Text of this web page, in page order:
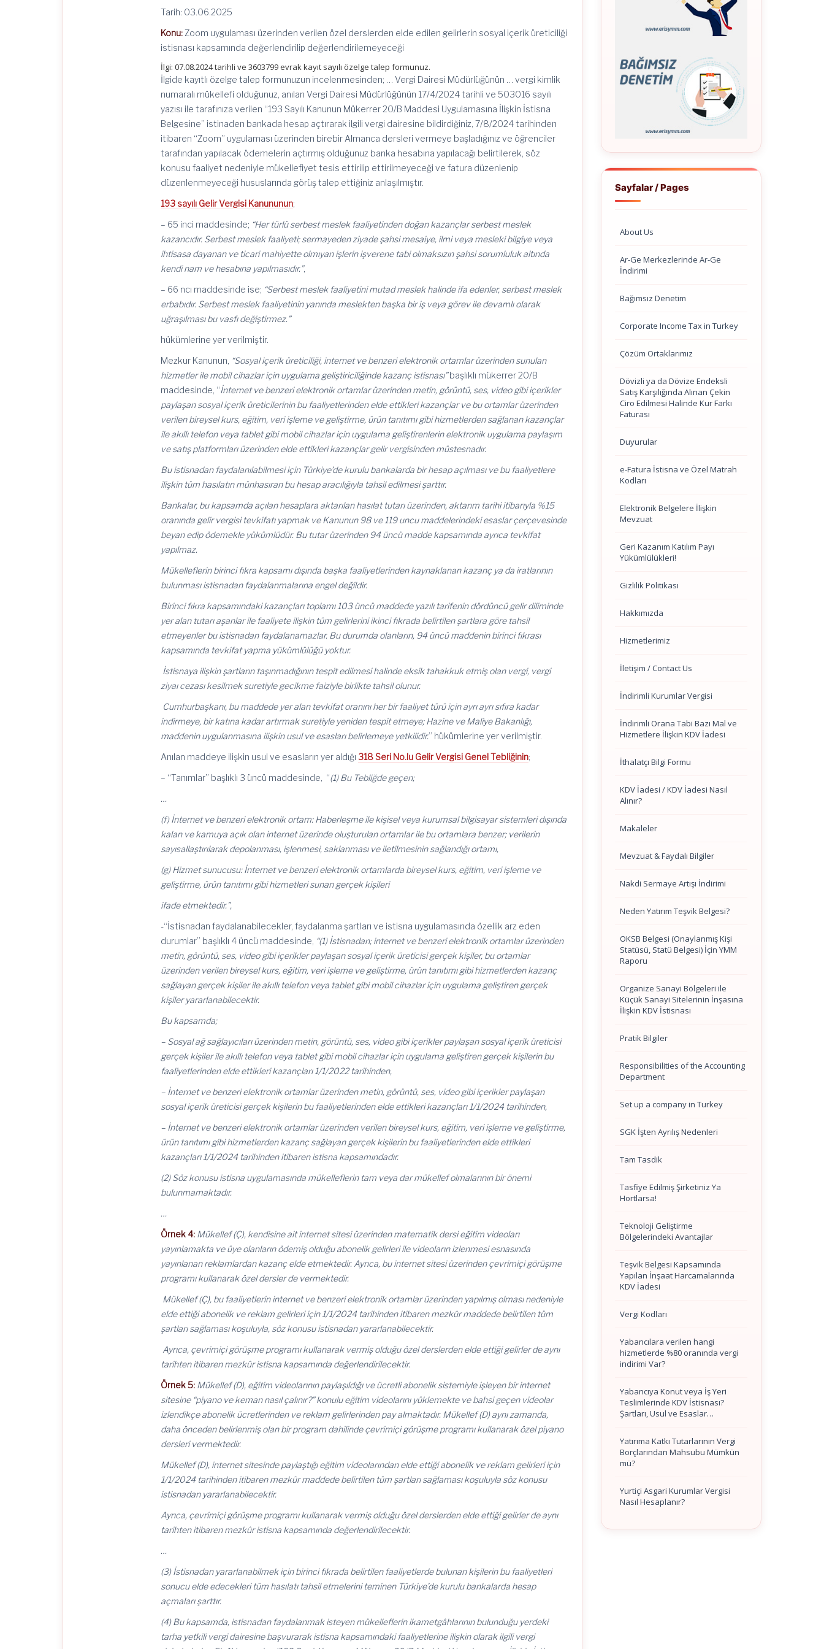
Tarih: 03.06.2025
Konu:Zoom uygulaması üzerinden verilen özel derslerden elde edilen gelirlerin sosyal içerik üreticiliği
istisnası kapsamında değerlendirilip değerlendirilemeyeceği
İlgi: 07.08.2024 tarihli ve 3603799 evrak kayıt sayılı özelge talep formunuz.
İlgide kayıtlı özelge talep formunuzun incelenmesinden; … Vergi Dairesi Müdürlüğünün … vergi kimlik
numaralı mükellefi olduğunuz, anılan Vergi Dairesi Müdürlüğünün 17/4/2024 tarihli ve 503016 sayılı
yazısı ile tarafınıza verilen “193 Sayılı Kanunun Mükerrer 20/B Maddesi Uygulamasına İlişkin İstisna
Belgesine” istinaden bankada hesap açtırarak ilgili vergi dairesine bildirdiğiniz, 7/8/2024 tarihinden
itibaren “Zoom” uygulaması üzerinden birebir Almanca dersleri vermeye başladığınız ve öğrenciler
tarafından yapılacak ödemelerin açtırmış olduğunuz banka hesabına yapılacağı belirtilerek, söz
konusu faaliyet nedeniyle mükellefiyet tesis ettirilip ettirilmeyeceği ve fatura düzenlenip
düzenlenmeyeceği hususlarında görüş talep ettiğiniz anlaşılmıştır.
193 sayılı Gelir Vergisi Kanununun;
– 65 inci maddesinde; “Her türlü serbest meslek faaliyetinden doğan kazançlar serbest meslek
kazancıdır. Serbest meslek faaliyeti; sermayeden ziyade şahsi mesaiye, ilmi veya mesleki bilgiye veya
ihtisasa dayanan ve ticari mahiyette olmıyan işlerin işverene tabi olmaksızın şahsi sorumluluk altında
kendi nam ve hesabına yapılmasıdır.”,
– 66 ncı maddesinde ise; “Serbest meslek faaliyetini mutad meslek halinde ifa edenler, serbest meslek
erbabıdır. Serbest meslek faaliyetinin yanında meslekten başka bir iş veya görev ile devamlı olarak
uğraşılması bu vasfı değiştirmez.”
hükümlerine yer verilmiştir.
Mezkur Kanunun, “Sosyal içerik üreticiliği, internet ve benzeri elektronik ortamlar üzerinden sunulan
hizmetler ile mobil cihazlar için uygulama geliştiriciliğinde kazanç istisnası”başlıklı mükerrer 20/B
maddesinde, “İnternet ve benzeri elektronik ortamlar üzerinden metin, görüntü, ses, video gibi içerikler
paylaşan sosyal içerik üreticilerinin bu faaliyetlerinden elde ettikleri kazançlar ve bu ortamlar üzerinden
verilen bireysel kurs, eğitim, veri işleme ve geliştirme, ürün tanıtımı gibi hizmetlerden sağlanan kazançlar
ile akıllı telefon veya tablet gibi mobil cihazlar için uygulama geliştirenlerin elektronik uygulama paylaşım
ve satış platformları üzerinden elde ettikleri kazançlar gelir vergisinden müstesnadır.
Bu istisnadan faydalanılabilmesi için Türkiye’de kurulu bankalarda bir hesap açılması ve bu faaliyetlere
ilişkin tüm hasılatın münhasıran bu hesap aracılığıyla tahsil edilmesi şarttır.
Bankalar, bu kapsamda açılan hesaplara aktarılan hasılat tutarı üzerinden, aktarım tarihi itibarıyla %15
oranında gelir vergisi tevkifatı yapmak ve Kanunun 98 ve 119 uncu maddelerindeki esaslar çerçevesinde
beyan edip ödemekle yükümlüdür. Bu tutar üzerinden 94 üncü madde kapsamında ayrıca tevkifat
yapılmaz.
Mükelleflerin birinci fıkra kapsamı dışında başka faaliyetlerinden kaynaklanan kazanç ya da iratlarının
bulunması istisnadan faydalanmalarına engel değildir.
Birinci fıkra kapsamındaki kazançları toplamı 103 üncü maddede yazılı tarifenin dördüncü gelir diliminde
yer alan tutarı aşanlar ile faaliyete ilişkin tüm gelirlerini ikinci fıkrada belirtilen şartlara göre tahsil
etmeyenler bu istisnadan faydalanamazlar. Bu durumda olanların, 94 üncü maddenin birinci fıkrası
kapsamında tevkifat yapma yükümlülüğü yoktur.
İstisnaya ilişkin şartların taşınmadığının tespit edilmesi halinde eksik tahakkuk etmiş olan vergi, vergi
ziyaı cezası kesilmek suretiyle gecikme faiziyle birlikte tahsil olunur.
Cumhurbaşkanı, bu maddede yer alan tevkifat oranını her bir faaliyet türü için ayrı ayrı sıfıra kadar
indirmeye, bir katına kadar artırmak suretiyle yeniden tespit etmeye; Hazine ve Maliye Bakanlığı,
maddenin uygulanmasına ilişkin usul ve esasları belirlemeye yetkilidir.” hükümlerine yer verilmiştir.
Anılan maddeye ilişkin usul ve esasların yer aldığı318 Seri No.lu Gelir Vergisi Genel Tebliğinin;
– “Tanımlar” başlıklı 3 üncü maddesinde, “(1) Bu Tebliğde geçen;
…
(f) İnternet ve benzeri elektronik ortam: Haberleşme ile kişisel veya kurumsal bilgisayar sistemleri dışında
kalan ve kamuya açık olan internet üzerinde oluşturulan ortamlar ile bu ortamlara benzer; verilerin
sayısallaştırılarak depolanması, işlenmesi, saklanması ve iletilmesinin sağlandığı ortamı,
(g) Hizmet sunucusu: İnternet ve benzeri elektronik ortamlarda bireysel kurs, eğitim, veri işleme ve
geliştirme, ürün tanıtımı gibi hizmetleri sunan gerçek kişileri
ifade etmektedir.”,
-“İstisnadan faydalanabilecekler, faydalanma şartları ve istisna uygulamasında özellik arz eden
durumlar” başlıklı 4 üncü maddesinde, “(1) İstisnadan; internet ve benzeri elektronik ortamlar üzerinden
metin, görüntü, ses, video gibi içerikler paylaşan sosyal içerik üreticisi gerçek kişiler, bu ortamlar
üzerinden verilen bireysel kurs, eğitim, veri işleme ve geliştirme, ürün tanıtımı gibi hizmetlerden kazanç
sağlayan gerçek kişiler ile akıllı telefon veya tablet gibi mobil cihazlar için uygulama geliştiren gerçek
kişiler yararlanabilecektir.
Bu kapsamda;
– Sosyal ağ sağlayıcıları üzerinden metin, görüntü, ses, video gibi içerikler paylaşan sosyal içerik üreticisi
gerçek kişiler ile akıllı telefon veya tablet gibi mobil cihazlar için uygulama geliştiren gerçek kişilerin bu
faaliyetlerinden elde ettikleri kazançları 1/1/2022 tarihinden,
– İnternet ve benzeri elektronik ortamlar üzerinden metin, görüntü, ses, video gibi içerikler paylaşan
sosyal içerik üreticisi gerçek kişilerin bu faaliyetlerinden elde ettikleri kazançları 1/1/2024 tarihinden,
– İnternet ve benzeri elektronik ortamlar üzerinden verilen bireysel kurs, eğitim, veri işleme ve geliştirme,
ürün tanıtımı gibi hizmetlerden kazanç sağlayan gerçek kişilerin bu faaliyetlerinden elde ettikleri
kazançları 1/1/2024 tarihinden itibaren istisna kapsamındadır.
(2) Söz konusu istisna uygulamasında mükelleflerin tam veya dar mükellef olmalarının bir önemi
bulunmamaktadır.
…
Örnek 4: Mükellef (Ç), kendisine ait internet sitesi üzerinden matematik dersi eğitim videoları
yayınlamakta ve üye olanların ödemiş olduğu abonelik gelirleri ile videoların izlenmesi esnasında
yayınlanan reklamlardan kazanç elde etmektedir. Ayrıca, bu internet sitesi üzerinden çevrimiçi görüşme
programı kullanarak özel dersler de vermektedir.
Mükellef (Ç), bu faaliyetlerin internet ve benzeri elektronik ortamlar üzerinden yapılmış olması nedeniyle
elde ettiği abonelik ve reklam gelirleri için 1/1/2024 tarihinden itibaren mezkûr maddede belirtilen tüm
şartları sağlaması koşuluyla, söz konusu istisnadan yararlanabilecektir.
Ayrıca, çevrimiçi görüşme programı kullanarak vermiş olduğu özel derslerden elde ettiği gelirler de aynı
tarihten itibaren mezkûr istisna kapsamında değerlendirilecektir.
Örnek 5: Mükellef (D), eğitim videolarının paylaşıldığı ve ücretli abonelik sistemiyle işleyen bir internet
sitesine “piyano ve keman nasıl çalınır?” konulu eğitim videolarını yüklemekte ve bahsi geçen videolar
izlendikçe abonelik ücretlerinden ve reklam gelirlerinden pay almaktadır. Mükellef (D) aynı zamanda,
daha önceden belirlenmiş olan bir program dahilinde çevrimiçi görüşme programı kullanarak özel piyano
dersleri vermektedir.
Mükellef (D), internet sitesinde paylaştığı eğitim videolarından elde ettiği abonelik ve reklam gelirleri için
1/1/2024 tarihinden itibaren mezkûr maddede belirtilen tüm şartları sağlaması koşuluyla söz konusu
istisnadan yararlanabilecektir.
Ayrıca, çevrimiçi görüşme programı kullanarak vermiş olduğu özel derslerden elde ettiği gelirler de aynı
tarihten itibaren mezkûr istisna kapsamında değerlendirilecektir.
…
(3) İstisnadan yararlanabilmek için birinci fıkrada belirtilen faaliyetlerde bulunan kişilerin bu faaliyetleri
sonucu elde edecekleri tüm hasılatı tahsil etmelerini teminen Türkiye’de kurulu bankalarda hesap
açmaları şarttır.
(4) Bu kapsamda, istisnadan faydalanmak isteyen mükelleflerin ikametgâhlarının bulunduğu yerdeki
tarha yetkili vergi dairesine başvurarak istisna kapsamındaki faaliyetlerine ilişkin olarak ilgili vergi
Sayfalar / Pages
About Us
Ar-Ge Merkezlerinde Ar-Ge
İndirimi
Bağımsız Denetim
Corporate Income Tax in Turkey
Çözüm Ortaklarımız
Dövizli ya da Dövize Endeksli
Satış Karşılığında Alınan Çekin
Ciro Edilmesi Halinde Kur Farkı
Faturası
Duyurular
e-Fatura İstisna ve Özel Matrah
Kodları
Elektronik Belgelere İlişkin
Mevzuat
Geri Kazanım Katılım Payı
Yükümlülükleri!
Gizlilik Politikası
Hakkımızda
Hizmetlerimiz
İletişim / Contact Us
İndirimli Kurumlar Vergisi
İndirimli Orana Tabi Bazı Mal ve
Hizmetlere İlişkin KDV İadesi
İthalatçı Bilgi Formu
KDV İadesi / KDV İadesi Nasıl
Alınır?
Makaleler
Mevzuat & Faydalı Bilgiler
Nakdi Sermaye Artışı İndirimi
Neden Yatırım Teşvik Belgesi?
OKSB Belgesi (Onaylanmış Kişi
Statüsü, Statü Belgesi) İçin YMM
Raporu
Organize Sanayi Bölgeleri ile
Küçük Sanayi Sitelerinin İnşasına
İlişkin KDV İstisnası
Pratik Bilgiler
Responsibilities of the Accounting
Department
Set up a company in Turkey
SGK İşten Ayrılış Nedenleri
Tam Tasdik
Tasfiye Edilmiş Şirketiniz Ya
Hortlarsa!
Teknoloji Geliştirme
Bölgelerindeki Avantajlar
Teşvik Belgesi Kapsamında
Yapılan İnşaat Harcamalarında
KDV İadesi
Vergi Kodları
Yabancılara verilen hangi
hizmetlerde %80 oranında vergi
indirimi Var?
Yabancıya Konut veya İş Yeri
Teslimlerinde KDV İstisnası?
Şartları, Usul ve Esaslar…
Yatırıma Katkı Tutarlarının Vergi
Borçlarından Mahsubu Mümkün
mü?
Yurtiçi Asgari Kurumlar Vergisi
Nasıl Hesaplanır?